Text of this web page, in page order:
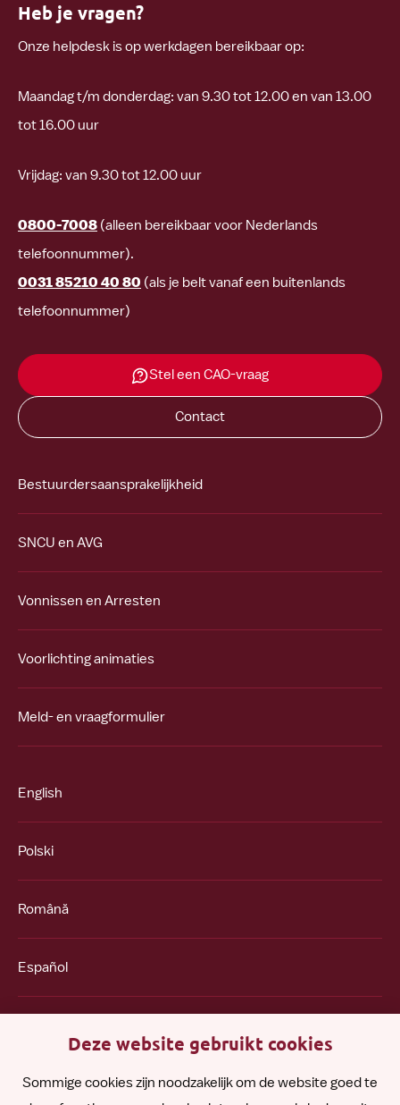
Heb je vragen?
Onze helpdesk is op werkdagen bereikbaar op:
Maandag t/m donderdag: van 9.30 tot 12.00 en van 13.00
tot 16.00 uur
Vrijdag: van 9.30 tot 12.00 uur
0800-7008 (alleen bereikbaar voor Nederlands
telefoonnummer).
0031 85210 40 80 (als je belt vanaf een buitenlands
telefoonnummer)
Stel een CAO-vraag
Contact
Bestuurdersaansprakelijkheid
SNCU en AVG
Vonnissen en Arresten
Voorlichting animaties
Meld- en vraagformulier
English
Polski
Română
Español
Deze website gebruikt cookies
Sommige cookies zijn noodzakelijk om de website goed te